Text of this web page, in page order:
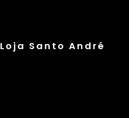
Loja Santo André